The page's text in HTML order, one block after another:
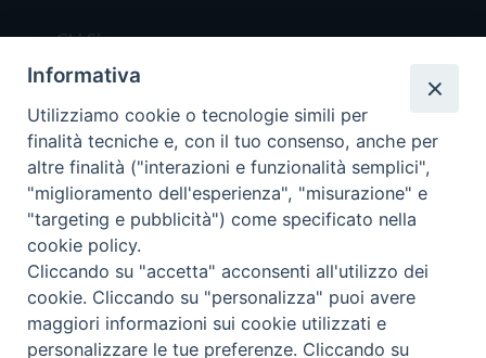
Chi Siamo
Redazione
Scrivici
Copyright © 2019 - Tutti i diritti riservati - Vita
Trentina Editrice
Privacy Policy
Informativa
Utilizziamo cookie o tecnologie simili per
finalità tecniche e, con il tuo consenso, anche per
altre finalità ("interazioni e funzionalità semplici",
"miglioramento dell'esperienza", "misurazione" e
"targeting e pubblicità") come specificato nella
cookie policy.
Cliccando su "accetta" acconsenti all'utilizzo dei
cookie. Cliccando su "personalizza" puoi avere
maggiori informazioni sui cookie utilizzati e
personalizzare le tue preferenze. Cliccando su